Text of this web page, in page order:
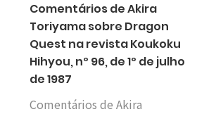
Comentários de Akira
Toriyama sobre Dragon
Quest na revista Koukoku
Hihyou, nº 96, de 1º de julho
de 1987
Comentários de Akira